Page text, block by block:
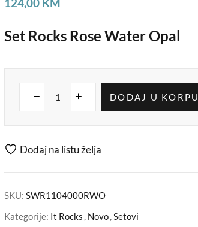
124,00 KM
Set Rocks Rose Water Opal
DODAJ U KORPU
Dodaj na listu želja
SKU: SWR1104000RWO
Kategorije: It Rocks , Novo,Setovi